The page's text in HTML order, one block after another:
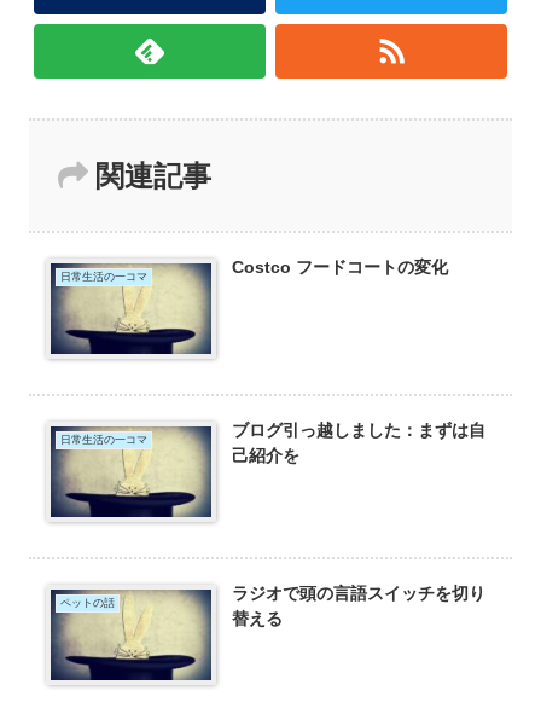
関連記事
日常生活の一コマ Costco フードコートの変化
日常生活の一コマ
ブログ引っ越しました：まずは自
己紹介を
ペットの話
ラジオで頭の言語スイッチを切り
替える